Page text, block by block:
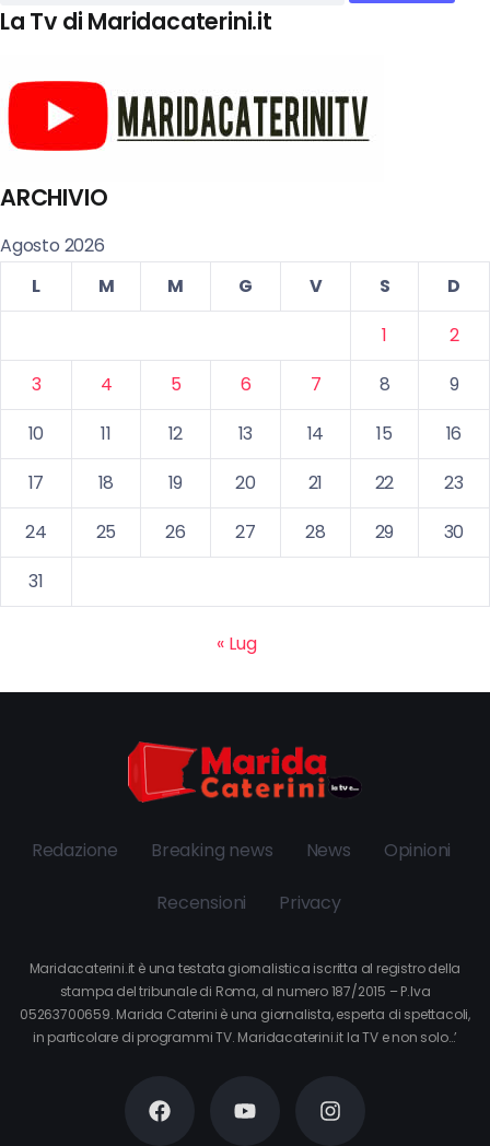
La Tv di Maridacaterini.it
ARCHIVIO
Agosto 2026
L
M M G V S
D
1
2
3
4 5 6 7 8
9
10
11 12 13 14 15
16
17
18 19 20 21 22
23
24
25 26 27 28 29
30
31
« Lug
Redazione Breaking news News Opinioni
Recensioni Privacy
Maridacaterini.it è una testata giornalistica iscritta al registro della
stampa del tribunale di Roma, al numero 187/2015 – P.Iva
05263700659. Marida Caterini è una giornalista, esperta di spettacoli,
in particolare di programmi TV. Maridacaterini.it la TV e non solo…’